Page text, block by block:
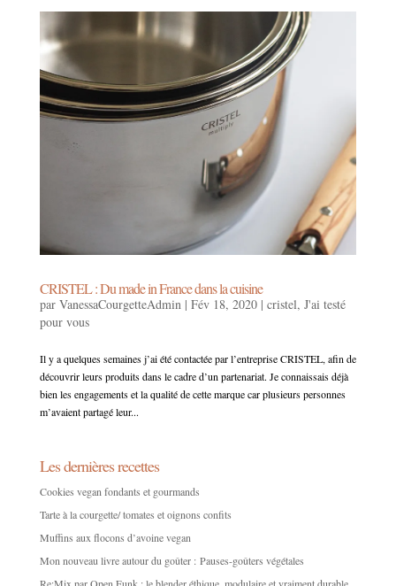
CRISTEL : Du made in France dans la cuisine
par VanessaCourgetteAdmin| Fév 18, 2020| cristel, J'ai testé
pour vous
Il y a quelques semaines j’ai été contactée par l’entreprise CRISTEL, afin de
découvrir leurs produits dans le cadre d’un partenariat. Je connaissais déjà
bien les engagements et la qualité de cette marque car plusieurs personnes
m’avaient partagé leur...
Les dernières recettes
Cookies vegan fondants et gourmands
Tarte à la courgette/ tomates et oignons confits
Muffins aux flocons d’avoine vegan
Mon nouveau livre autour du goûter : Pauses-goûters végétales